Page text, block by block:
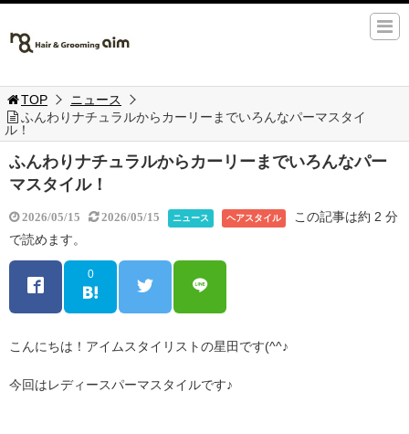
TOP
ニュース
ふんわりナチュラルからカーリーまでいろんなパーマスタイ
ル！
ふんわりナチュラルからカーリーまでいろんなパー
マスタイル！
2026/05/15 2026/05/15 ニュース ヘアスタイル
この記事は約 2 分
で読めます。
0
こんにちは！アイムスタイリストの星田です(^^♪
今回はレディースパーマスタイルです♪